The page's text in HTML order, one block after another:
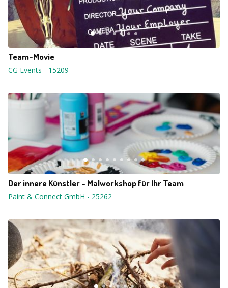
Team-Movie
CG Events - 15209
Der innere Künstler - Malworkshop für Ihr Team
Paint & Connect GmbH - 25262